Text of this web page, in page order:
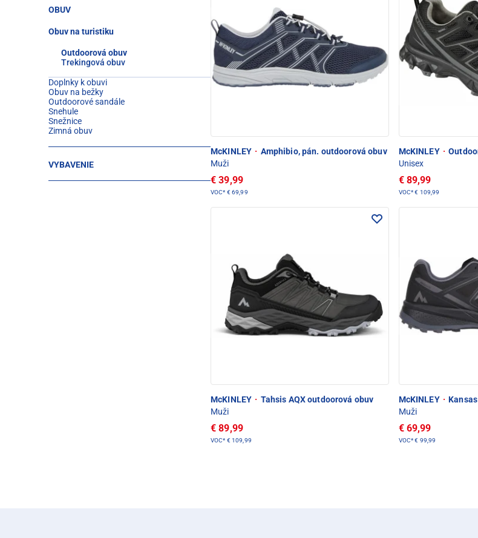
OBUV
Obuv na turistiku
Outdoorová obuv
Trekingová obuv
Doplnky k obuvi
Obuv na bežky
Outdoorové sandále
Snehule
Snežnice
Zimná obuv
VYBAVENIE
McKINLEY · Amphibio, pán. outdoorová obuv
Muži
€ 39,99
VOC* € 69,99
McKINLEY ·
Unisex
€ 89,99
VOC*€ 109,99
McKINLEY · Tahsis AQX outdoorová obuv
Muži
€ 89,99
VOC* € 109,99
McKINLEY ·
Muži
€ 69,99
VOC*€ 99,99